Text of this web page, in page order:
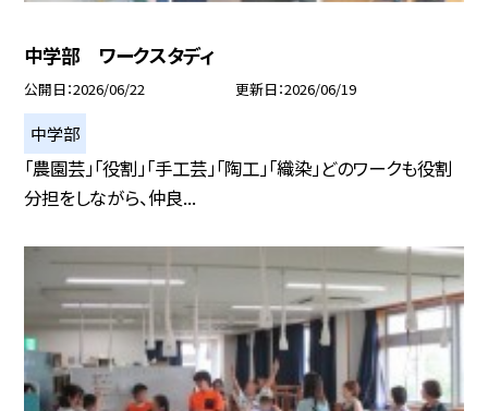
中学部 ワークスタディ
公開日 2026/06/22 更新日 2026/06/19
中学部
「農園芸」「役割」「手工芸」「陶工」「織染」どのワークも役割
分担をしながら、仲良...